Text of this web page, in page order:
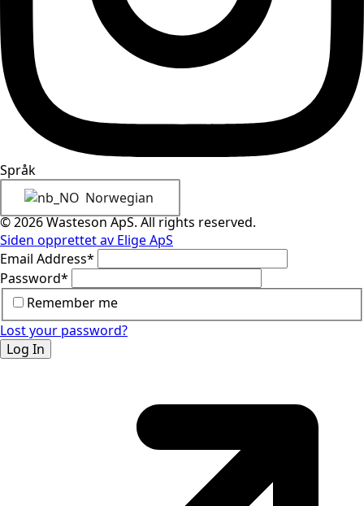
Språk
Norwegian
© 2026 Wasteson ApS. All rights reserved.
Siden opprettet av Elige ApS
Email Address*
Password*
Remember me
Lost your password?
Log In